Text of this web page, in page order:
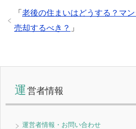
「 老後の住まいはどうする？マ
売却するべき？ 」
運 営者情報
運営者情報・お問い合わせ